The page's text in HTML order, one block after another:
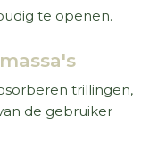
te openen.
trillingen,
de gebruiker